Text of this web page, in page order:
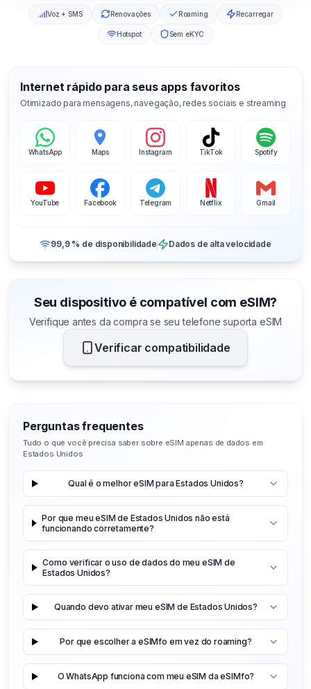
Voz + SMS Renovações Roaming Recarregar
Hotspot Sem eKYC
Internet rápido para seus apps favoritos
Otimizado para mensagens, navegação, redes sociais e streaming
WhatsApp Maps Instagram TikTok Spotify
YouTube Facebook Telegram Netflix Gmail
99,9 % de disponibilidade Dados de alta velocidade
Seu dispositivo é compatível com eSIM?
Verifique antes da compra se seu telefone suporta eSIM
Verificar compatibilidade
Perguntas frequentes
Tudo o que você precisa saber sobre eSIM apenas de dados em
Estados Unidos
Qual é o melhor eSIM para Estados Unidos?
Por que meu eSIM de Estados Unidos não está
funcionando corretamente?
Como verificar o uso de dados do meu eSIM de
Estados Unidos?
Quando devo ativar meu eSIM de Estados Unidos?
Por que escolher a eSIMfo em vez do roaming?
O WhatsApp funciona com meu eSIM da eSIMfo?